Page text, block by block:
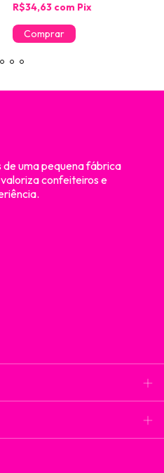
R$34,63 com Pix
de uma pequena fábrica
confeiteiros e